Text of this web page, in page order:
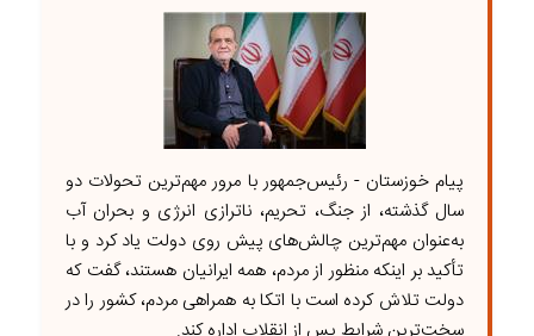
پیام خوزستان - رئیس‌جمهور با مرور مهم‌ترین تحولات دو
سال گذشته، از جنگ، تحریم، ناترازی انرژی و بحران آب
به‌عنوان مهم‌ترین چالش‌های پیش روی دولت یاد کرد و با
تأکید بر اینکه منظور از مردم، همه ایرانیان هستند، گفت که
دولت تلاش کرده است با اتکا به همراهی مردم، کشور را در